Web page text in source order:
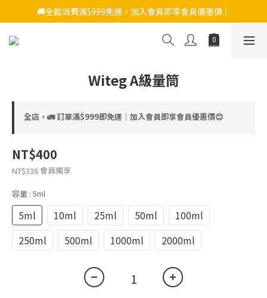
🚚全館消費滿$999免運，加入會員即享會員優惠價！
Witeg A級量筒
全店，🚛 訂單滿$999即免運︱加入會員即享會員優惠價😊
NT$400
NT$336會員獨享
容量 : 5ml
5ml 10ml 25ml 50ml
100ml
250ml
500ml 1000ml 2000ml